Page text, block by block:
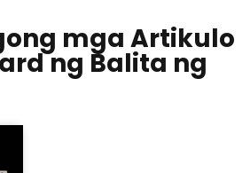
mga Artikulo
ng Balita ng